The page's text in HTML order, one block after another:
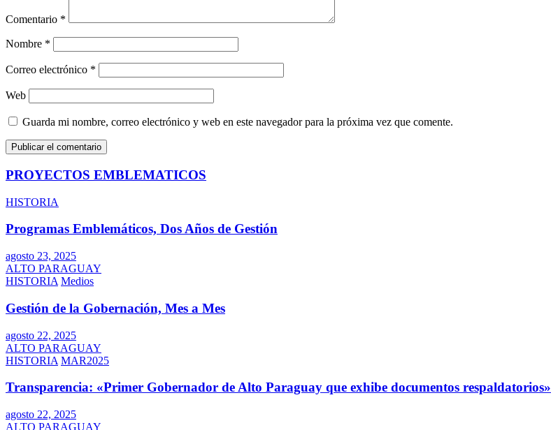
Comentario *
Nombre *
Correo electrónico *
Web
Guarda mi nombre, correo electrónico y web en este navegador para la próxima vez que comente.
PROYECTOS EMBLEMATICOS
HISTORIA
Programas Emblemáticos, Dos Años de Gestión
agosto 23, 2025
ALTO PARAGUAY
HISTORIA Medios
Gestión de la Gobernación, Mes a Mes
agosto 22, 2025
ALTO PARAGUAY
HISTORIA MAR2025
Transparencia: «Primer Gobernador de Alto Paraguay que exhibe documentos respaldatorios»
agosto 22, 2025
ALTO PARAGUAY